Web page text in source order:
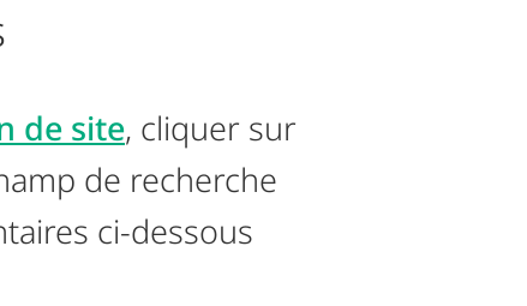
de site, cliquer sur
de recherche
ci-dessous